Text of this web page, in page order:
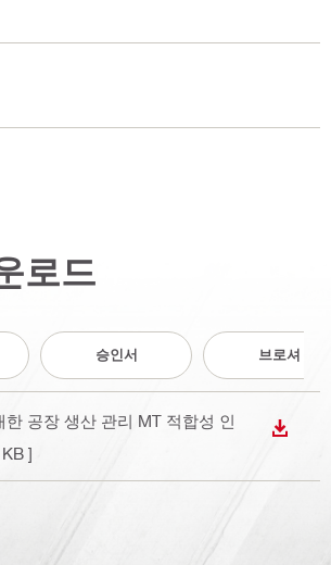
로드
승인서 브로셔
한 공장 생산 관리 MT 적합성 인
]
다운로